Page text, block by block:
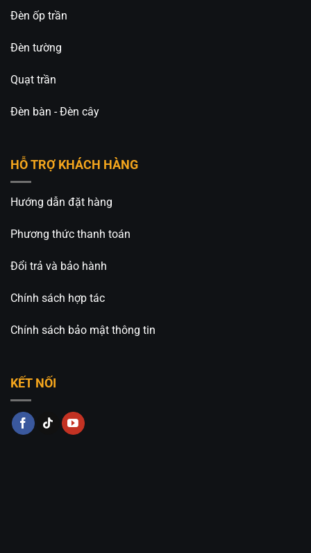
Đèn ốp trần
Đèn tường
Quạt trần
Đèn bàn - Đèn cây
HỖ TRỢ KHÁCH HÀNG
Hướng dẫn đặt hàng
Phương thức thanh toán
Đổi trả và bảo hành
Chính sách hợp tác
Chính sách bảo mật thông tin
KẾT NỐI